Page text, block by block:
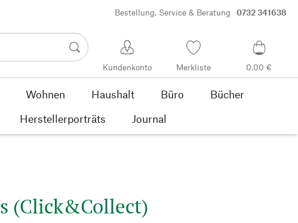
Bestellung, Service & Beratung 0732 341638
Kundenkonto Merkliste 0,00 €
Wohnen Haushalt Büro
Bücher
Herstellerporträts Journal
(Click&Collect)